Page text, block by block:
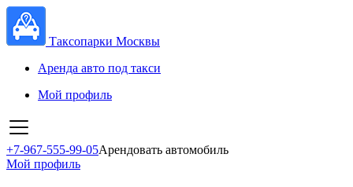
Таксопарки Москвы
Аренда авто под такси
Мой профиль
+7-967-555-99-05Арендовать автомобиль
Мой профиль